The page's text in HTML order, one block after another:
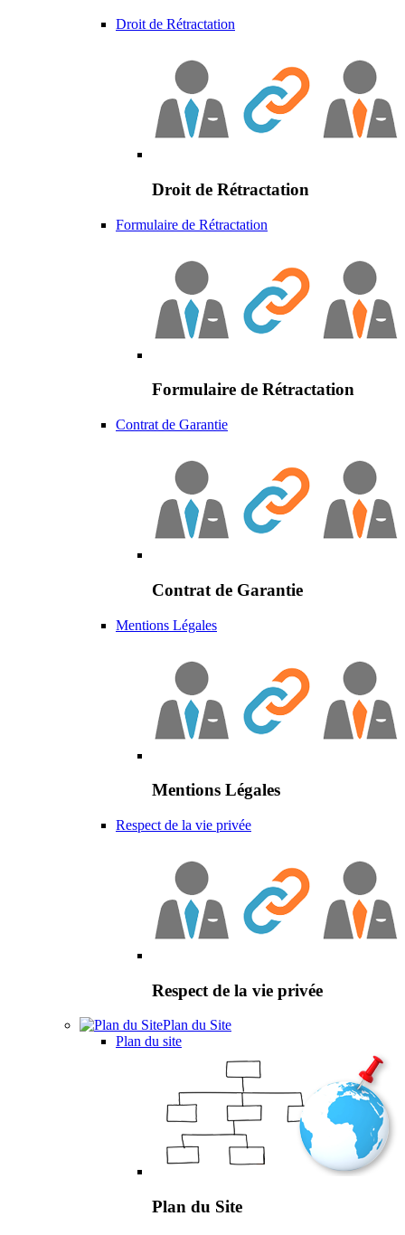
Droit de Rétractation
Droit de Rétractation
Formulaire de Rétractation
Formulaire de Rétractation
Contrat de Garantie
Contrat de Garantie
Mentions Légales
Mentions Légales
Respect de la vie privée
Respect de la vie privée
Plan du Site
Plan du site
Plan du Site